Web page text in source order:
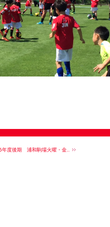
年度後期 浦和駒場火曜・金..